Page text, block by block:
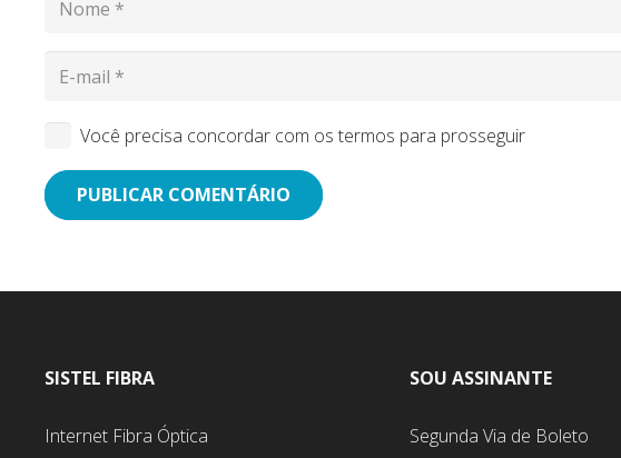
Você precisa concordar com os termos para prosseguir
PUBLICAR COMENTÁRIO
SISTEL FIBRA
Internet Fibra Óptica
SOU ASSINANTE
Segunda Via de Boleto